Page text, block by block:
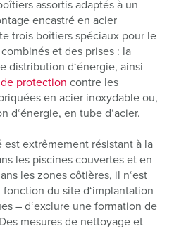
assortis adaptés à un
encastré en acier
trois boîtiers spéciaux pour le
et des prises : la
distribution d‘énergie, ainsi
protection contre les
en acier inoxydable ou,
d‘énergie, en tube d‘acier.
est extrêmement résistant à la
les piscines couvertes et en
les zones côtières, il n‘est
du site d‘implantation
– d‘exclure une formation de
mesures de nettoyage et